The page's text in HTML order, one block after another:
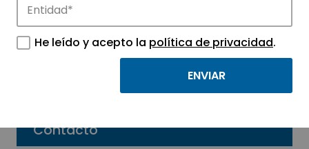
Contacto
DEEP DETECTION
ELECTRÓNICA
Parc de Recerca UAB
He leído y acepto la política de privacidad.